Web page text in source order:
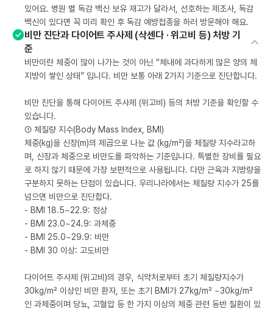
있어요. 병원 별 독감 백신 보유 재고가 달라서, 선호하는 제조사, 독감
백신이 있다면 꼭 미리 확인 후 독감 예방접종을 하러 방문해야 해요.
비만 진단과 다이어트 주사제 (삭센다 · 위고비 등) 처방 기
준
비만이란 체중이 많이 나가는 것이 아닌 “체내에 과다하게 많은 양의 체
지방이 쌓인 상태” 입니다. 비만 보통 아래 2가지 기준으로 진단합니다.
비만 진단을 통해 다이어트 주사제 (위고비) 등의 처방 기준을 확인할 수
있습니다.
① 체질량 지수(Body Mass Index, BMI)
체중(kg)을 신장(m)의 제곱으로 나눈 값 (kg/m²)을 체질량 지수라고하
며, 신장과 체중으로 비만도를 파악하는 기준입니다. 특별한 장비를 필요
로 하지 않기 때문에 가장 보편적으로 사용됩니다. 다만 근육과 지방량을
구분하지 못하는 단점이 있습니다. 우리나라에서는 체질량 지수가 25를
넘으면 비만으로 진단합다.
- BMI 18.5~22.9: 정상
- BMI 23.0~24.9: 과체중
- BMI 25.0~29.9: 비만
- BMI 30 이상: 고도비만
다이어트 주사제 (위고비)의 경우, 식약처로부터 초기 체질량지수가
30kg/m² 이상인 비만 환자, 또는 초기 BMI가 27kg/m² ~30kg/m²
인 과체중이며 당뇨, 고혈압 등 한 가지 이상의 체중 관련 동반 질환이 있